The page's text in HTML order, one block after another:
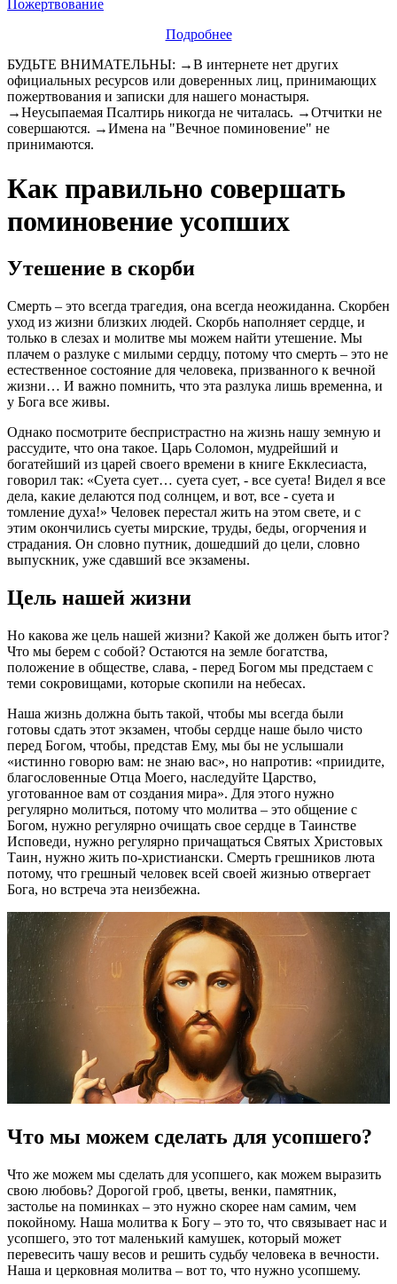
Пожертвование
Подробнее
БУДЬТЕ ВНИМАТЕЛЬНЫ: →В интернете нет других
официальных ресурсов или доверенных лиц, принимающих
пожертвования и записки для нашего монастыря.
→Неусыпаемая Псалтирь никогда не читалась. →Отчитки не
совершаются. →Имена на "Вечное поминовение" не
принимаются.
Как правильно совершать
поминовение усопших
Утешение в скорби
Смерть – это всегда трагедия, она всегда неожиданна. Скорбен
уход из жизни близких людей. Скорбь наполняет сердце, и
только в слезах и молитве мы можем найти утешение. Мы
плачем о разлуке с милыми сердцу, потому что смерть – это не
естественное состояние для человека, призванного к вечной
жизни… И важно помнить, что эта разлука лишь временна, и
у Бога все живы.
Однако посмотрите беспристрастно на жизнь нашу земную и
рассудите, что она такое. Царь Соломон, мудрейший и
богатейший из царей своего времени в книге Екклесиаста,
говорил так: «Суета сует… суета сует, - все суета! Видел я все
дела, какие делаются под солнцем, и вот, все - суета и
томление духа!» Человек перестал жить на этом свете, и с
этим окончились суеты мирские, труды, беды, огорчения и
страдания. Он словно путник, дошедший до цели, словно
выпускник, уже сдавший все экзамены.
Цель нашей жизни
Но какова же цель нашей жизни? Какой же должен быть итог?
Что мы берем с собой? Остаются на земле богатства,
положение в обществе, слава, - перед Богом мы предстаем с
теми сокровищами, которые скопили на небесах.
Наша жизнь должна быть такой, чтобы мы всегда были
готовы сдать этот экзамен, чтобы сердце наше было чисто
перед Богом, чтобы, представ Ему, мы бы не услышали
«истинно говорю вам: не знаю вас», но напротив: «приидите,
благословенные Отца Моего, наследуйте Царство,
уготованное вам от создания мира». Для этого нужно
регулярно молиться, потому что молитва – это общение с
Богом, нужно регулярно очищать свое сердце в Таинстве
Исповеди, нужно регулярно причащаться Святых Христовых
Таин, нужно жить по-христиански. Смерть грешников люта
потому, что грешный человек всей своей жизнью отвергает
Бога, но встреча эта неизбежна.
Что мы можем сделать для усопшего?
Что же можем мы сделать для усопшего, как можем выразить
свою любовь? Дорогой гроб, цветы, венки, памятник,
застолье на поминках – это нужно скорее нам самим, чем
покойному. Наша молитва к Богу – это то, что связывает нас и
усопшего, это тот маленький камушек, который может
перевесить чашу весов и решить судьбу человека в вечности.
Наша и церковная молитва – вот то, что нужно усопшему.